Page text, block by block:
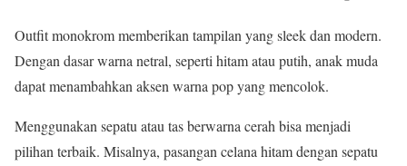
Outfit monokrom memberikan tampilan yang sleek dan modern.
Dengan dasar warna netral, seperti hitam atau putih, anak muda
dapat menambahkan aksen warna pop yang mencolok.
Menggunakan sepatu atau tas berwarna cerah bisa menjadi
pilihan terbaik. Misalnya, pasangan celana hitam dengan sepatu